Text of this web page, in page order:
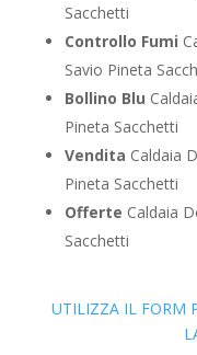
Sacchetti
Controllo Fumi
Savio Pineta
Bollino Blu
Pineta Sacchetti
Vendita Caldaia
Pineta Sacchetti
Offerte Caldaia
Sacchetti
UTILIZZA IL FORM